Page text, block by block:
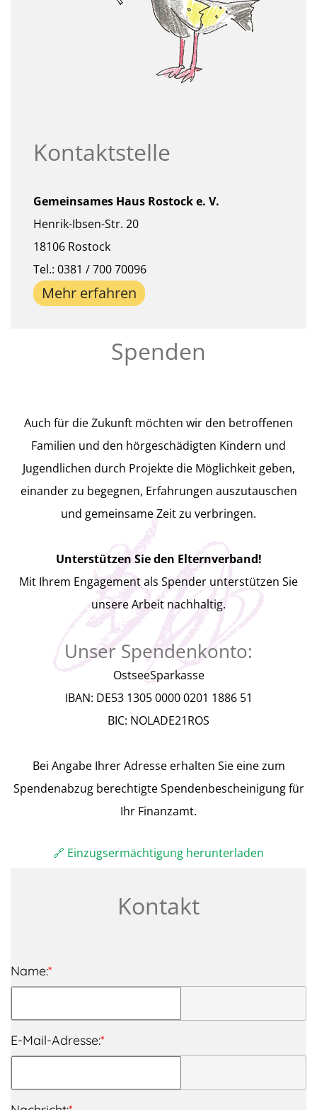
Kontaktstelle
Gemeinsames Haus Rostock e. V.
Henrik-Ibsen-Str. 20
18106 Rostock
Tel.: 0381 / 700 70096
Mehr erfahren
Spenden
Auch für die Zukunft möchten wir den betroffenen
Familien und den hörgeschädigten Kindern und
Jugendlichen durch Projekte die Möglichkeit geben,
einander zu begegnen, Erfahrungen auszutauschen
und gemeinsame Zeit zu verbringen.
Unterstützen Sie den Elternverband!
Mit Ihrem Engagement als Spender unterstützen Sie
unsere Arbeit nachhaltig.
Unser Spendenkonto:
OstseeSparkasse
IBAN: DE53 1305 0000 0201 1886 51
BIC: NOLADE21ROS
Bei Angabe Ihrer Adresse erhalten Sie eine zum
Spendenabzug berechtigte Spendenbescheinigung für
Ihr Finanzamt.
🔗 Einzugsermächtigung herunterladen
Kontakt
Name:*
E-Mail-Adresse:*